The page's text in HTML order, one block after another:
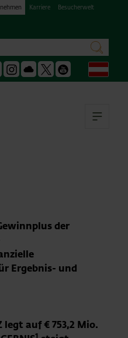
Karriere
Besucherwelt
suchen
Facebook
Instagram
Podcast Youtube
der
Ergebnis- und
legt auf € 753,2 Mio.
1